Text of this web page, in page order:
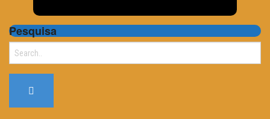
Pesquisa
Search